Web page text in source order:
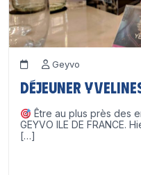
Geyvo
Déjeuner
Être au plus près des
GEYVO ILE DE FRANCE.
[…]